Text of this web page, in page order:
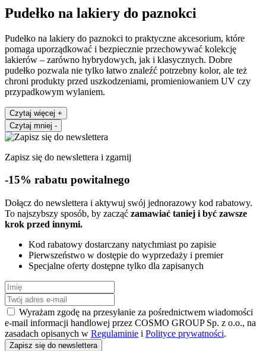
Pudełko na lakiery do paznokci
Pudełko na lakiery do paznokci to praktyczne akcesorium, które
pomaga uporządkować i bezpiecznie przechowywać kolekcję
lakierów – zarówno hybrydowych, jak i klasycznych. Dobre
pudełko pozwala nie tylko łatwo znaleźć potrzebny kolor, ale też
chroni produkty przed uszkodzeniami, promieniowaniem UV czy
przypadkowym wylaniem.
Czytaj więcej +
Czytaj mniej -
Zapisz się do newslettera i zgarnij
-15% rabatu powitalnego
Dołącz do newslettera i aktywuj swój jednorazowy kod rabatowy.
To najszybszy sposób, by zacząć zamawiać taniej i być zawsze
krok przed innymi.
Kod rabatowy dostarczany natychmiast po zapisie
Pierwszeństwo w dostępie do wyprzedaży i premier
Specjalne oferty dostępne tylko dla zapisanych
Wyrażam zgodę na przesyłanie za pośrednictwem wiadomości
e-mail informacji handlowej przez COSMO GROUP Sp. z o.o., na
zasadach opisanych w Regulaminie i Polityce prywatności.
Zapisz się do newslettera